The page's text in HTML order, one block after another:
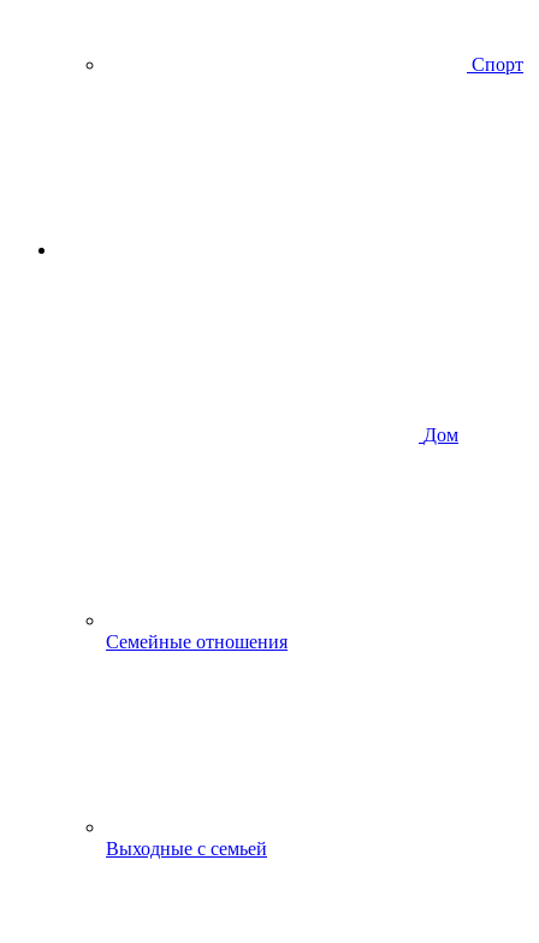
Спорт
Дом
Семейные отношения
Выходные с семьей